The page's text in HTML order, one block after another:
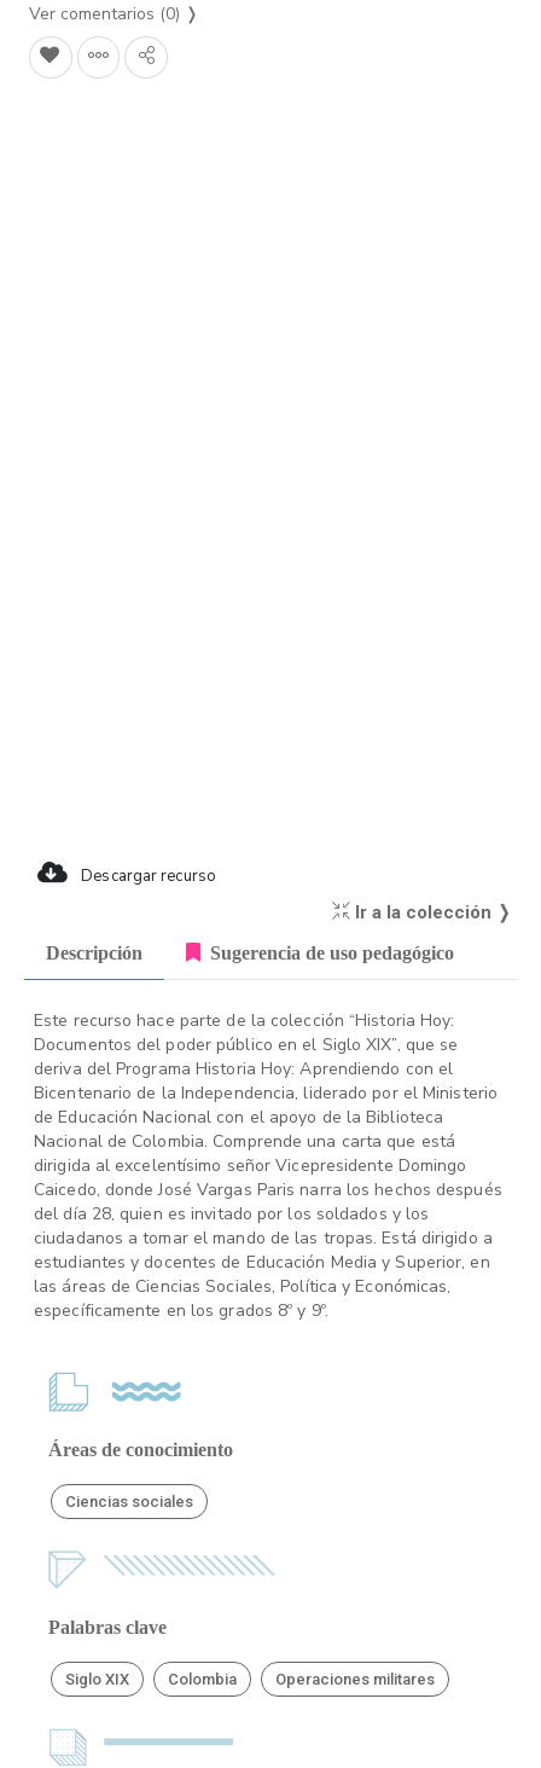
Ver comentarios (0) ❭
Descargar recurso
Ir a la colección ❭
Descripción Sugerencia de uso pedagógico
Este recurso hace parte de la colección “Historia Hoy:
Documentos del poder público en el Siglo XIX”, que se
deriva del Programa Historia Hoy: Aprendiendo con el
Bicentenario de la Independencia, liderado por el Ministerio
de Educación Nacional con el apoyo de la Biblioteca
Nacional de Colombia. Comprende una carta que está
dirigida al excelentísimo señor Vicepresidente Domingo
Caicedo, donde José Vargas Paris narra los hechos después
del día 28, quien es invitado por los soldados y los
ciudadanos a tomar el mando de las tropas. Está dirigido a
estudiantes y docentes de Educación Media y Superior, en
las áreas de Ciencias Sociales, Política y Económicas,
específicamente en los grados 8º y 9º.
Áreas de conocimiento
Ciencias sociales
Palabras clave
Siglo XIX Colombia Operaciones militares